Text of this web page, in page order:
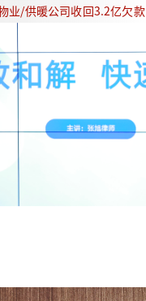
业/供暖公司收回3.2亿欠款